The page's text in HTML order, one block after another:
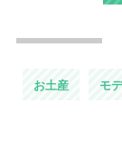
お土産 モ